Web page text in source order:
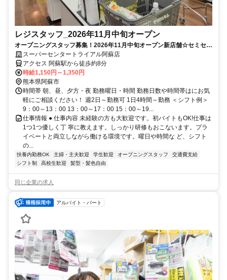
レジスタッフ_2026年11月中旬オープン
オープニングスタッフ募集！2026年11月中旬オープン新店舗☆セミセル
フで安心♪未経験OK！
スーパーセンタートライアル阿蘇店
アクセス 阿蘇駅から徒歩約8分
時給1,150円～1,350円
熊本県阿蘇市
時間帯 朝、昼、夕方・夜 勤務曜日・時間 勤務日数や時間帯はにお気
軽にご相談ください！ 週2日～勤務可 1日4時間～勤務 ＜シフト例＞
9：00～13：00 13：00～17：00 15：00～19...
仕事情報 ● 仕事内容 未経験の方も大歓迎です。初バイトもOK!仕事は
1つ1つ優しく丁 寧に教えます。しっかり研修もおこないます。プラ
イベートと両立しながら働ける環境です。曜日や時間な ど、シフト
の...
扶養内勤務OK 主婦・主夫歓迎 学生歓迎 オープニングスタッフ
交通費支給
シフト制
高校生歓迎 髪型・髪色自由
同じ企業の求人
アルバイト・パート